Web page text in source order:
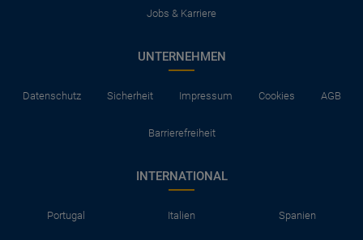
Jobs & Karriere
UNTERNEHMEN
Datenschutz Sicherheit Impressum Cookies AGB
Barrierefreiheit
INTERNATIONAL
Portugal Italien Spanien